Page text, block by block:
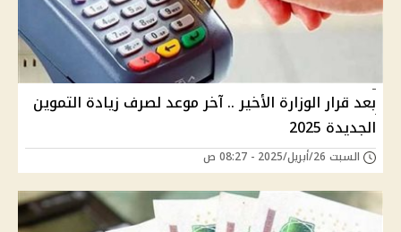
بعد قرار الوزارة الأخير .. آخر موعد لصرف زيادة التموين
الجديدة 2025
السبت 26/أبريل/2025 - 08:27 ص